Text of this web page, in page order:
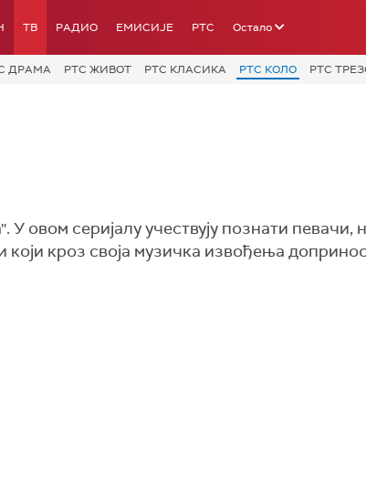
ТВ РАДИО ЕМИСИЈЕ РТС Остало
ДРАМА РТС ЖИВОТ РТС КЛАСИКА РТС КОЛО РТС
овом серијалу учествују познати певачи,
кроз своја музичка извођења